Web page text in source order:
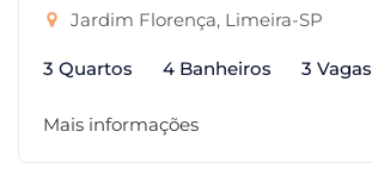
Jardim Florença, Limeira-SP
3 Quartos 4 Banheiros 3 Vagas
Mais informações